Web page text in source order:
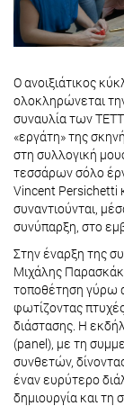
Ο ανοιξιάτικος
ολοκληρώνεται
συναυλία των
«εργάτη» της
στη συλλογική
τεσσάρων σόλο
Vincent Persichetti
συναντιούνται,
συνύπαρξη, στο
Στην έναρξη της
Μιχάλης
τοποθέτηση γύρω
φωτίζοντας
διάστασης. Η
(panel), με τη
συνθετών,
έναν ευρύτερο
δημιουργία και τη